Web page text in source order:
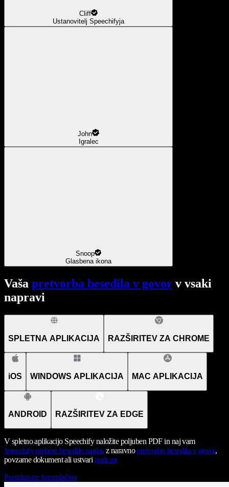
Cliff
Ustanovitelj Speechifyja
John
Igralec
Snoop
Glasbena ikona
Vaša pretvorba besedila v govor v vsaki
napravi
SPLETNA APLIKACIJA RAZŠIRITEV ZA CHROME
iOS WINDOWS APLIKACIJA MAC APLIKACIJA
ANDROID RAZŠIRITEV ZA EDGE
V spletno aplikacijo Speechify naložite poljuben PDF in naj vam
Speechify prebere besedilo naglasz naravnopretvorbo besedila v govor,
povzame dokument ali ustvari podcast
Preizkusite brezplačno